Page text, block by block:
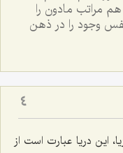
مراتب مادون را
وجود را در ذهن
4
این دریا عبارت است از